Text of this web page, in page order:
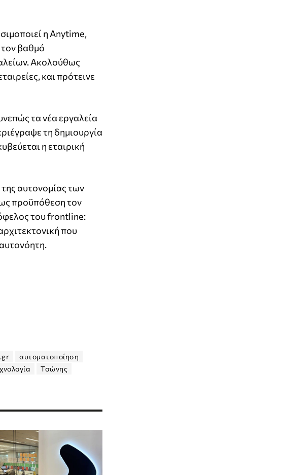
η Anytime,
βαθμό
Ακολούθως
και πρότεινε
τα νέα εργαλεία
τη δημιουργία
η εταιρική
αυτονομίας των
προϋπόθεση τον
του frontline:
που
αυτοματοποίηση
Τσώνης